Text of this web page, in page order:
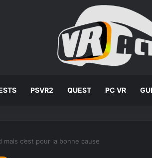
PSVR2 QUEST PC VR
c’est pour la bonne cause